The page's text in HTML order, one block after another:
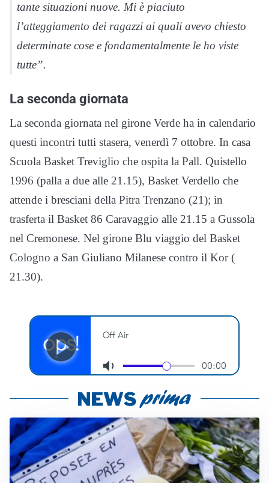
tante situazioni nuove. Mi è piaciuto
l’atteggiamento dei ragazzi ai quali avevo chiesto
determinate cose e fondamentalmente le ho viste
tutte”.
La seconda giornata
La seconda giornata nel girone Verde ha in calendario
questi incontri tutti stasera, venerdì 7 ottobre. In casa
Scuola Basket Treviglio che ospita la Pall. Quistello
1996 (palla a due alle 21.15), Basket Verdello che
attende i bresciani della Pitra Trenzano (21); in
trasferta il Basket 86 Caravaggio alle 21.15 a Gussola
nel Cremonese. Nel girone Blu viaggio del Basket
Cologno a San Giuliano Milanese contro il Kor (
21.30).